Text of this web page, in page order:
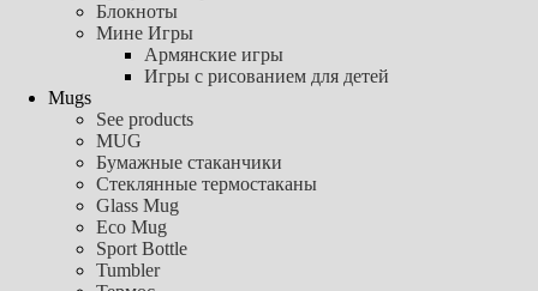
Блокноты
Мине Игры
Армянские игры
Игры с рисованием для детей
Mugs
See products
MUG
Бумажные стаканчики
Стеклянные термостаканы
Glass Mug
Eco Mug
Sport Bottle
Tumbler